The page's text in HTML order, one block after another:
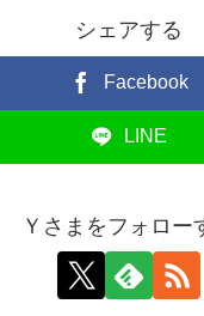
シェアする
Facebook
LINE
Ｙさまをフォロー